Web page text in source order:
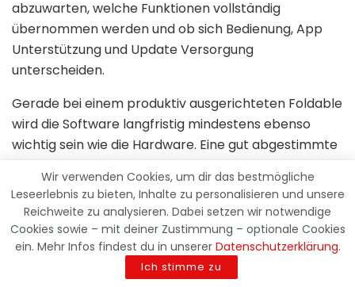
abzuwarten, welche Funktionen vollständig
übernommen werden und ob sich Bedienung, App
Unterstützung und Update Versorgung
unterscheiden.
Gerade bei einem produktiv ausgerichteten Foldable
wird die Software langfristig mindestens ebenso
wichtig sein wie die Hardware. Eine gut abgestimmte
und eine lange Versorgung mit Android sowie
Sicherheitsupdates können den praktischen Nutzen
über mehrere Jahre maßgeblich beeinflussen.
Wasserfest, staubgeschützt
Wir verwenden Cookies, um dir das bestmögliche
Leseerlebnis zu bieten, Inhalte zu personalisieren und unsere
Reichweite zu analysieren. Dabei setzen wir notwendige
Cookies sowie – mit deiner Zustimmung – optionale Cookies
ein. Mehr Infos findest du in unserer Datenschutzerklärung.
Ich stimme zu